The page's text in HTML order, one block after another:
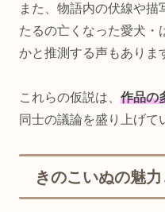
また、物語内の伏線や描
たるの亡くなった愛犬・
かと推測する声もありま
これらの仮説は、 作品の
同士の議論を盛り上げて
きのこいぬの魅